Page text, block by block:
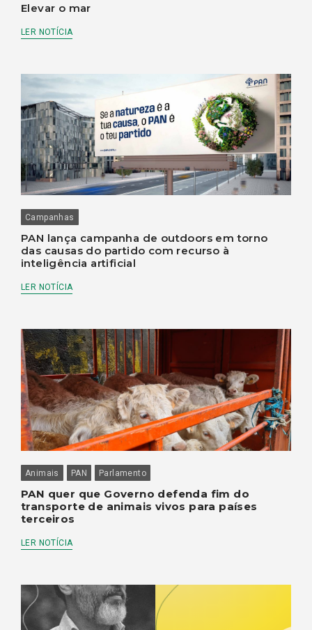
Elevar o mar
LER NOTÍCIA
Campanhas
PAN lança campanha de outdoors em torno
das causas do partido com recurso à
inteligência artificial
LER NOTÍCIA
Animais PAN Parlamento
PAN quer que Governo defenda fim do
transporte de animais vivos para países
terceiros
LER NOTÍCIA